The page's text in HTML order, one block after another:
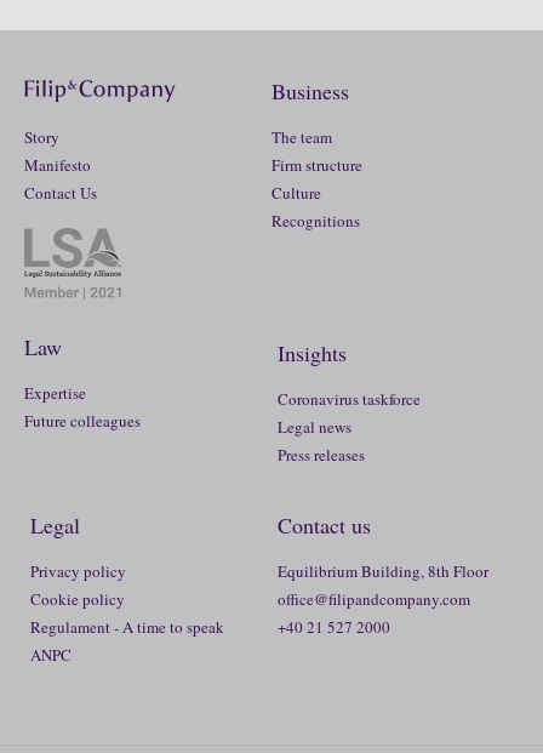
Story
Manifesto
Contact Us
Business
The team
Firm structure
Culture
Recognitions
Law
Expertise
Future colleagues
Insights
Coronavirus taskforce
Legal news
Press releases
Legal
Privacy policy
Cookie policy
Regulament - A time to speak
ANPC
Contact us
Equilibrium Building, 8th Floor
office@filipandcompany.com
+40 21 527 2000